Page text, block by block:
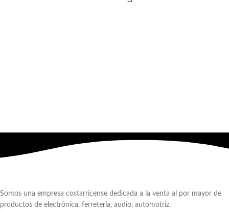
Somos una empresa costarricense dedicada a la venta al por mayor de
productos de electrónica, ferretería, audio, automotriz.